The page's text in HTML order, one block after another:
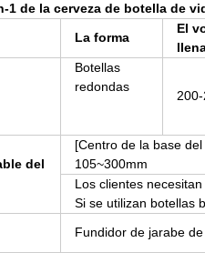
de la cerveza de botella de
La forma
El
Botellas
redondas
del
[Centro de la base
105~300mm
Los clientes
Si se utilizan botellas
Fundidor de jarabe